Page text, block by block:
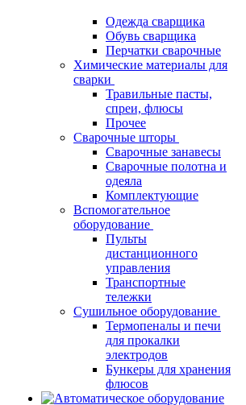
Одежда сварщика
Обувь сварщика
Перчатки сварочные
Химические материалы для
сварки
Травильные пасты,
спреи, флюсы
Прочее
Сварочные шторы
Сварочные занавесы
Сварочные полотна и
одеяла
Комплектующие
Вспомогательное
оборудование
Пульты
дистанционного
управления
Транспортные
тележки
Сушильное оборудование
Термопеналы и печи
для прокалки
электродов
Бункеры для хранения
флюсов